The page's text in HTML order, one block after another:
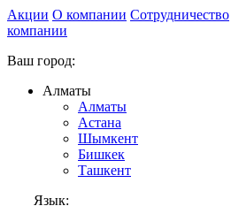
Акции О компании Сотрудничество
компании
Ваш город:
Алматы
Алматы
Астана
Шымкент
Бишкек
Ташкент
Язык: